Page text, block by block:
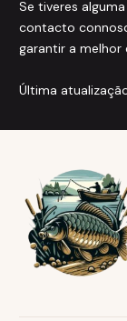
Se tiveres
contacto
garantir a melhor
Última